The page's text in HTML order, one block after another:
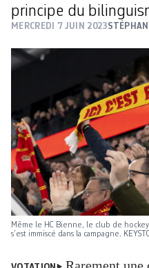
principe du
MERCREDI 7 JUIN 2023
Même le HC Bienne, le club de
s’est immiscé dans la campagne.